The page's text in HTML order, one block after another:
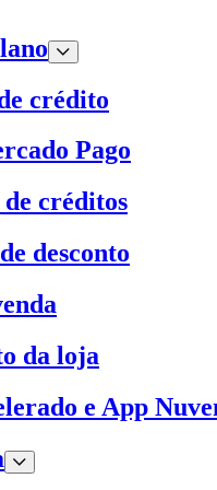
crédito
Pago
de créditos
desconto
da loja
e App